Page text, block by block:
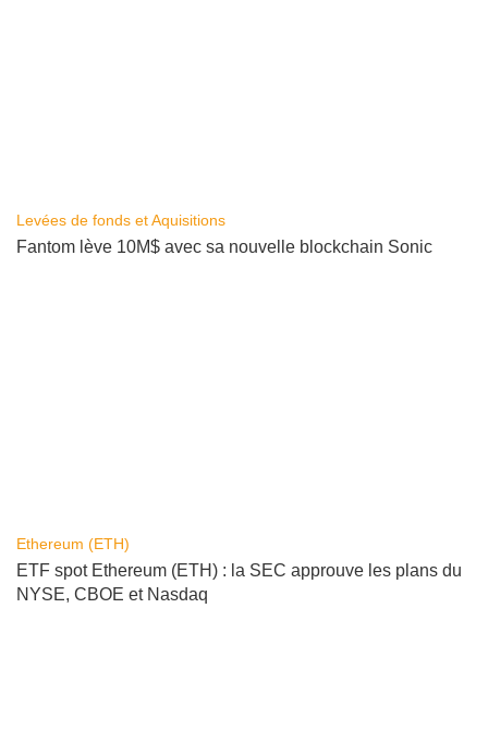
Levées de fonds et Aquisitions
Fantom lève 10M$ avec sa nouvelle blockchain Sonic
Ethereum (ETH)
ETF spot Ethereum (ETH) : la SEC approuve les plans du
NYSE, CBOE et Nasdaq